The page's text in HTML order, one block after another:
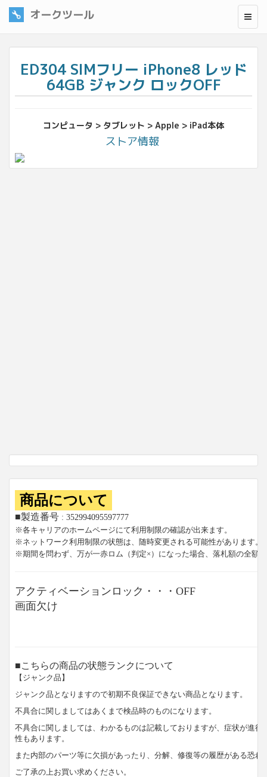
オークツール
ED304 SIMフリー iPhone8 レッド
64GB ジャンク ロックOFF
コンピュータ > タブレット > Apple > iPad本体
ストア情報
商品について
■製造番号 : 352994095597777
※各キャリアのホームページにて利用制限の確認が出来ます。
※ネットワーク利用制限の状態は、随時変更される可能性があります。
※期間を問わず、万が一赤ロム（判定×）になった場合、落札額の全額
アクティベーションロック・・・OFF
画面欠け
■こちらの商品の状態ランクについて
【ジャンク品】
ジャンク品となりますので初期不良保証できない商品となります。
不具合に関しましてはあくまで検品時のものになります。
不具合に関しましては、わかるものは記載しておりますが、症状が進
性もあります。
また内部のパーツ等に欠損があったり、分解、修復等の履歴がある恐れ
ご了承の上お買い求めください。